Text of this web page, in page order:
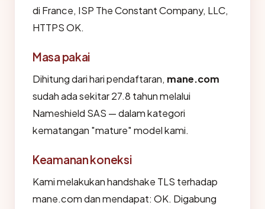
di France, ISP The Constant Company, LLC,
HTTPS OK.
Masa pakai
Dihitung dari hari pendaftaran, mane.com
sudah ada sekitar 27.8 tahun melalui
Nameshield SAS — dalam kategori
kematangan "mature" model kami.
Keamanan koneksi
Kami melakukan handshake TLS terhadap
mane.com dan mendapat: OK. Digabung